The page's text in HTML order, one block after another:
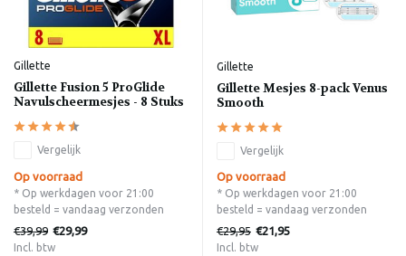
Gillette
Gillette Fusion 5 ProGlide
Navulscheermesjes - 8 Stuks
Vergelijk
Op voorraad
* Op werkdagen voor 21:00
besteld = vandaag verzonden
€39,99 €29,99
Incl. btw
Gillette
Gillette Mesjes 8-pack Venus
Smooth
Vergelijk
Op voorraad
* Op werkdagen voor 21:00
besteld = vandaag verzonden
€29,95 €21,95
Incl. btw